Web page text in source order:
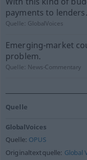
payments to lenders.
Quelle: GlobalVoices
Emerging-market
problem.
Quelle: News-Commentary
Quelle
GlobalVoices
Quelle: OPUS
Originaltextquelle: Global